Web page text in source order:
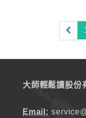
大師輕鬆讀股份
Email: